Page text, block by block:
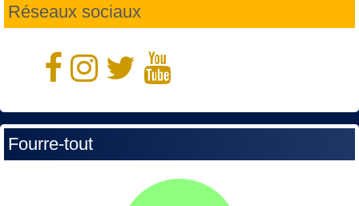
Réseaux sociaux
Fourre-tout